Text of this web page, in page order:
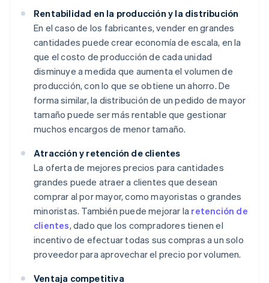
Rentabilidad en la producción y la distribución
En el caso de los fabricantes, vender en grandes
cantidades puede crear economía de escala, en la
que el costo de producción de cada unidad
disminuye a medida que aumenta el volumen de
producción, con lo que se obtiene un ahorro. De
forma similar, la distribución de un pedido de mayor
tamaño puede ser más rentable que gestionar
muchos encargos de menor tamaño.
Atracción y retención de clientes
La oferta de mejores precios para cantidades
grandes puede atraer a clientes que desean
comprar al por mayor, como mayoristas o grandes
minoristas. También puede mejorar la retención de
clientes, dado que los compradores tienen el
incentivo de efectuar todas sus compras a un solo
proveedor para aprovechar el precio por volumen.
Ventaja competitiva